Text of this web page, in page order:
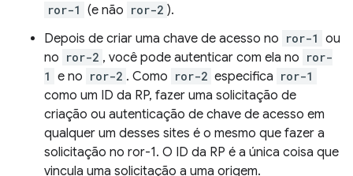
ror-1 (e não ror-2 ).
Depois de criar uma chave de acesso no ror-1 ou
no ror-2 , você pode autenticar com ela no ror-
1 e no ror-2 . Como ror-2 especifica ror-1
como um ID da RP, fazer uma solicitação de
criação ou autenticação de chave de acesso em
qualquer um desses sites é o mesmo que fazer a
solicitação no ror-1. O ID da RP é a única coisa que
vincula uma solicitação a uma origem.